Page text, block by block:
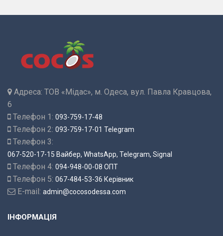
Адреса: ТОВ «Мідас», м. Одеса, вул. Павла Кравцова,
6
Телефон 1: 093-759-17-48
Телефон 2: 093-759-17-01 Telegram
Телефон 3:
067-520-17-15 Вайбер, WhatsApp, Telegram, Signal
Телефон 4: 094-948-00-08 ОПТ
Телефон 5: 067-484-53-36 Керівник
E-mail: admin@cocosodessa.com
ІНФОРМАЦІЯ